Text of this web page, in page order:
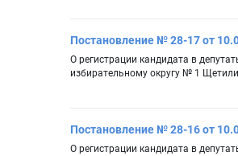
Постановление № 28-17 от
О регистрации кандидата в
избирательному округу № 1
Постановление № 28-16 от
О регистрации кандидата в